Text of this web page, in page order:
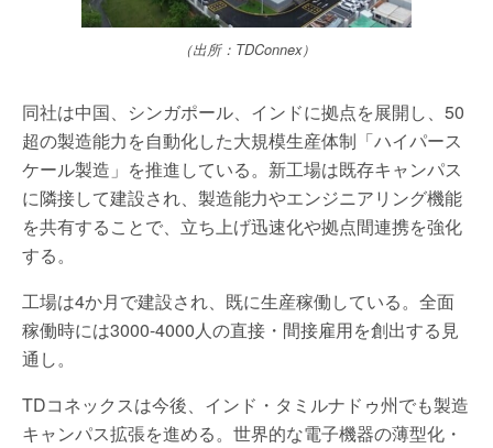
（出所：TDConnex）
同社は中国、シンガポール、インドに拠点を展開し、50
超の製造能力を自動化した大規模生産体制「ハイパース
ケール製造」を推進している。新工場は既存キャンパス
に隣接して建設され、製造能力やエンジニアリング機能
を共有することで、立ち上げ迅速化や拠点間連携を強化
する。
工場は4か月で建設され、既に生産稼働している。全面
稼働時には3000-4000人の直接・間接雇用を創出する見
通し。
TDコネックスは今後、インド・タミルナドゥ州でも製造
キャンパス拡張を進める。世界的な電子機器の薄型化・